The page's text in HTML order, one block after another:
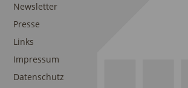
Newsletter
Presse
Links
Impressum
Datenschutz